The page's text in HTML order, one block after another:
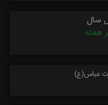
سال
هفته
عباس(ع)